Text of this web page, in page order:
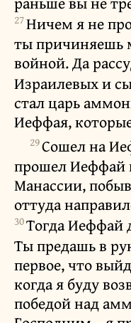
27Ничем я не
ты причиняешь
войной. Да
Израилевых и
стал царь
Иеффая,
29Сошел на
прошел Иеффай
Манассии,
оттуда
30Тогда Иеффай
Ты предашь в
первое, что
когда я буду
победой над